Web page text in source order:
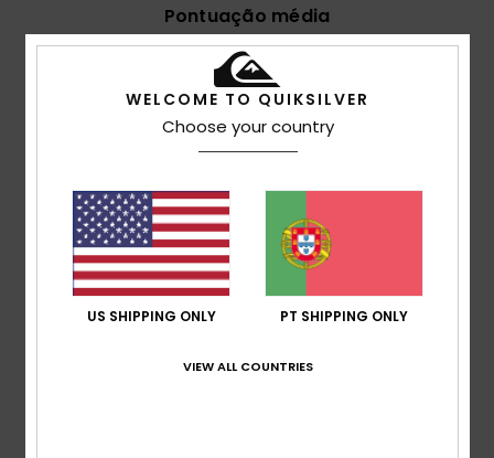
Pontuação média
5.0
Conforto
4.0
WELCOME TO QUIKSILVER
Choose your country
US SHIPPING ONLY PT SHIPPING ONLY
VIEW ALL COUNTRIES